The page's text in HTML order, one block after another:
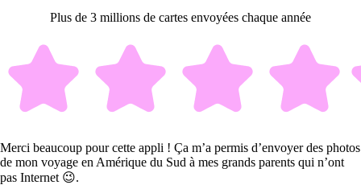
Plus de 3 millions de cartes envoyées chaque année
Merci beaucoup pour cette appli ! Ça m’a permis d’envoyer des photos
de mon voyage en Amérique du Sud à mes grands parents qui n’ont
pas Internet 😉.